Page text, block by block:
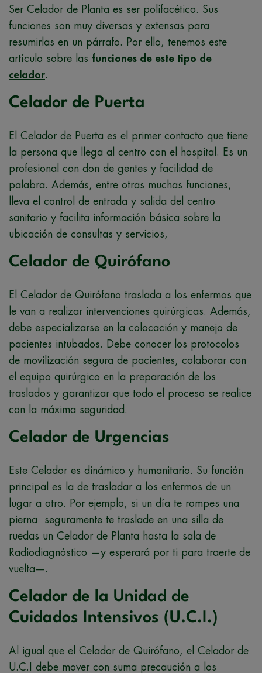
Ser Celador de Planta es ser polifacético. Sus
funciones son muy diversas y extensas para
resumirlas en un párrafo. Por ello, tenemos este
artículo sobre las funciones de este tipo de
celador.
Celador de Puerta
El Celador de Puerta es el primer contacto que tiene
la persona que llega al centro con el hospital. Es un
profesional con don de gentes y facilidad de
palabra. Además, entre otras muchas funciones,
lleva el control de entrada y salida del centro
sanitario y facilita información básica sobre la
ubicación de consultas y servicios,
Celador de Quirófano
El Celador de Quirófano traslada a los enfermos que
le van a realizar intervenciones quirúrgicas. Además,
debe especializarse en la colocación y manejo de
pacientes intubados. Debe conocer los protocolos
de movilización segura de pacientes, colaborar con
el equipo quirúrgico en la preparación de los
traslados y garantizar que todo el proceso se realice
con la máxima seguridad.
Celador de Urgencias
Este Celador es dinámico y humanitario. Su función
principal es la de trasladar a los enfermos de un
lugar a otro. Por ejemplo, si un día te rompes una
pierna seguramente te traslade en una silla de
ruedas un Celador de Planta hasta la sala de
Radiodiagnóstico —y esperará por ti para traerte de
vuelta—.
Celador de la Unidad de
Cuidados Intensivos (U.C.I.)
Al igual que el Celador de Quirófano, el Celador de
U.C.I debe mover con suma precaución a los